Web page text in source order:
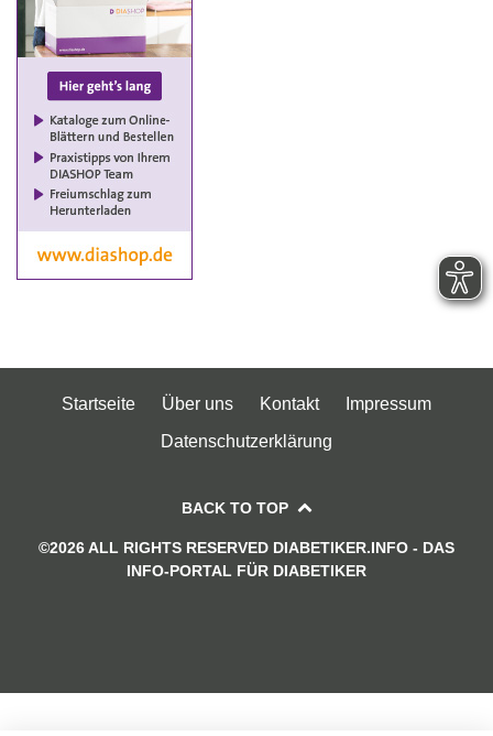
Startseite Über uns Kontakt
Impressum
Datenschutzerklärung
BACK TO TOP
©2026 ALL RIGHTS RESERVED DIABETIKER.INFO - DAS
INFO-PORTAL FÜR DIABETIKER